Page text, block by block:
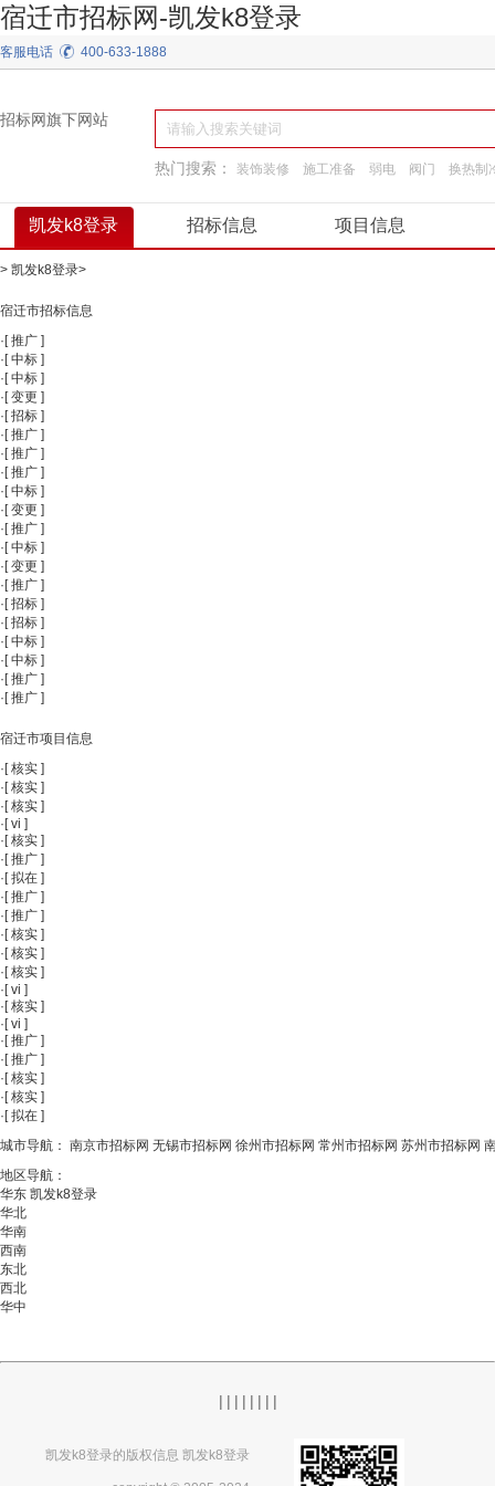
宿迁市招标网-凯发k8登录
客服电话 400-633-1888
招标网旗下网站
热门搜索： 装饰装修 施工准备 弱电 阀门
换热制
凯发k8登录 招标信息 项目信息
> 凯发k8登录>
宿迁市招标信息
· [ 推广 ]
· [ 中标 ]
· [ 中标 ]
· [ 变更 ]
· [ 招标 ]
· [ 推广 ]
· [ 推广 ]
· [ 推广 ]
· [ 中标 ]
· [ 变更 ]
· [ 推广 ]
· [ 中标 ]
· [ 变更 ]
· [ 推广 ]
· [ 招标 ]
· [ 招标 ]
· [ 中标 ]
· [ 中标 ]
· [ 推广 ]
· [ 推广 ]
宿迁市项目信息
· [ 核实 ]
· [ 核实 ]
· [ 核实 ]
· [ vi ]
· [ 核实 ]
· [ 推广 ]
· [ 拟在 ]
· [ 推广 ]
· [ 推广 ]
· [ 核实 ]
· [ 核实 ]
· [ 核实 ]
· [ vi ]
· [ 核实 ]
· [ vi ]
· [ 推广 ]
· [ 推广 ]
· [ 核实 ]
· [ 核实 ]
· [ 拟在 ]
城市导航： 南京市招标网 无锡市招标网 徐州市招标网 常州市招标网 苏州市招标网
地区导航：
华东 凯发k8登录
华北
华南
西南
东北
西北
华中
| | | | | | | |
凯发k8登录的版权信息 凯发k8登录